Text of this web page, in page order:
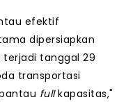
efektif
dipersiapkan
terjadi tanggal 29
transportasi
fullkapasitas,"